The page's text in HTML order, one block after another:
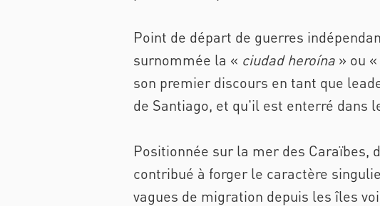
Point de départ de guerres
surnommée la « ciudad heroína » ou «
son premier discours en tant que
de Santiago, et qu'il est enterré dans
Positionnée sur la mer des Caraïbes,
contribué à forger le caractère
vagues de migration depuis les îles